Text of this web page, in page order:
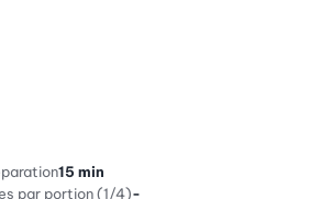
15 min
par portion (1/4)-